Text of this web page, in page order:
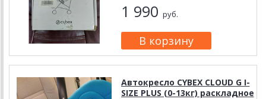
1 990 руб.
Автокресло CYBEX CLOUD G I-
SIZE PLUS (0-13кг) раскладное